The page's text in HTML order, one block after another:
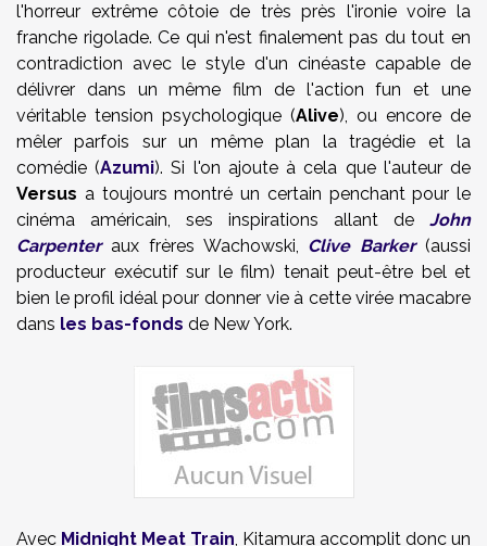
l'horreur extrême côtoie de très près l'ironie voire la
franche rigolade. Ce qui n'est finalement pas du tout en
contradiction avec le style d'un cinéaste capable de
délivrer dans un même film de l'action fun et une
véritable tension psychologique (Alive), ou encore de
mêler parfois sur un même plan la tragédie et la
comédie (Azumi). Si l'on ajoute à cela que l'auteur de
Versus a toujours montré un certain penchant pour le
cinéma américain, ses inspirations allant de John
Carpenteraux frères Wachowski, Clive Barker(aussi
producteur exécutif sur le film) tenait peut-être bel et
bien le profil idéal pour donner vie à cette virée macabre
dans les bas-fonds de New York.
Avec Midnight Meat Train, Kitamura accomplit donc un